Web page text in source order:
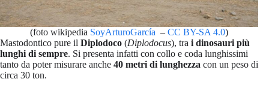
(foto wikipedia SoyArturoGarcía –CC BY-SA 4.0)
Mastodontico pure il Diplodoco (Diplodocus), tra i dinosauri più
lunghi di sempre. Si presenta infatti con collo e coda lunghissimi
tanto da poter misurare anche 40 metri di lunghezza con un peso di
circa 30 ton.